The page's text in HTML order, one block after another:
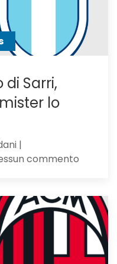
passo
Sarri,
lo
|
commento
di
Sarri,
verso